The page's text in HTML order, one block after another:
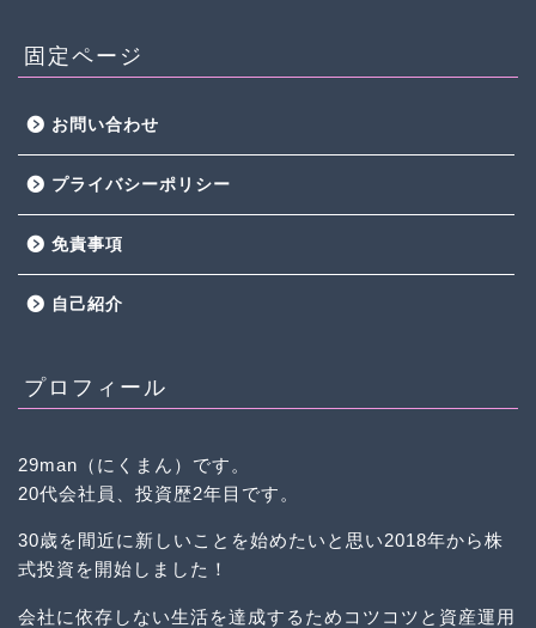
固定ページ
お問い合わせ
プライバシーポリシー
免責事項
自己紹介
プロフィール
29man（にくまん）です。
20代会社員、投資歴2年目です。
30歳を間近に新しいことを始めたいと思い2018年から株
式投資を開始しました！
会社に依存しない生活を達成するためコツコツと資産運用